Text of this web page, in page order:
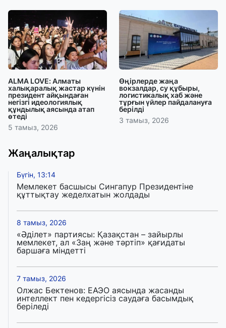
ALMA LOVE: Алматы
халықаралық жастар күнін
президент айқындаған
негізгі идеологиялық
құндылық аясында атап
өтеді
5 тамыз, 2026
Өңірлерде жаңа
вокзалдар, су құбыры,
логистикалық хаб және
тұрғын үйлер пайдалануға
берілді
3 тамыз, 2026
Жаңалықтар
Бүгін, 13:14
Мемлекет басшысы Сингапур Президентіне
құттықтау жеделхатын жолдады
8 тамыз, 2026
«Әділет» партиясы: Қазақстан – зайырлы
мемлекет, ал «Заң және тәртіп» қағидаты
баршаға міндетті
7 тамыз, 2026
Олжас Бектенов: ЕАЭО аясында жасанды
интеллект пен кедергісіз саудаға басымдық
беріледі